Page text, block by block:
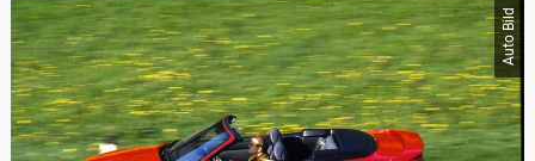
Auto Bild